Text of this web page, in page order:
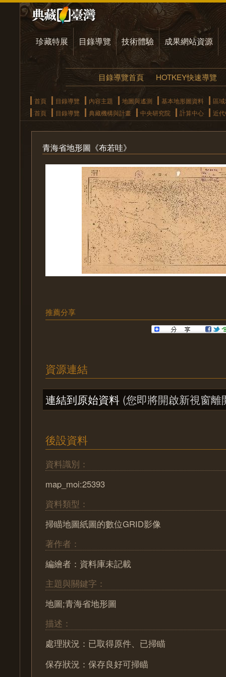
珍藏特展 目錄導覽 技術體驗 成果網站資源
目錄導覽首頁 HOTKEY快速導覽
首頁 目錄導覽 內容主題 地圖與遙測 基本地形圖資料
區
首頁
目錄導覽 典藏機構與計畫 中央研究院 計算中心 近
青海省地形圖《布若哇》
推薦分享
資源連結
連結到原始資料 (您即將開啟新視窗離
後設資料
資料識別：
map_moi:25393
資料類型：
掃瞄地圖紙圖的數位GRID影像
著作者：
編繪者：資料庫未記載
主題與關鍵字：
地圖;青海省地形圖
描述：
處理狀況：已取得原件、已掃瞄
保存狀況：保存良好可掃瞄